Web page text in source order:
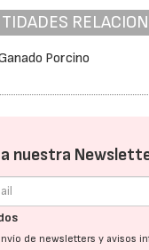
Porcino
a nuestra
de newsletters y avisos